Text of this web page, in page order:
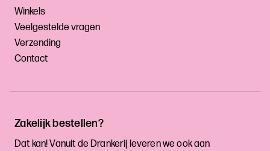
Zakelijk bestellen?
Dat kan! Vanuit de Drankerij leveren we ook aan
Winkels
Veelgestelde vragen
Verzending
Contact